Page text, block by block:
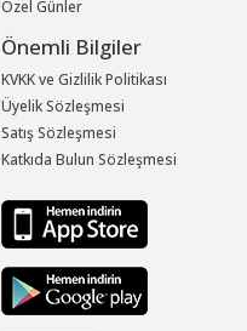
Özel Günler
Önemli Bilgiler
KVKK ve Gizlilik Politikası
Üyelik Sözleşmesi
Satış Sözleşmesi
Katkıda Bulun Sözleşmesi